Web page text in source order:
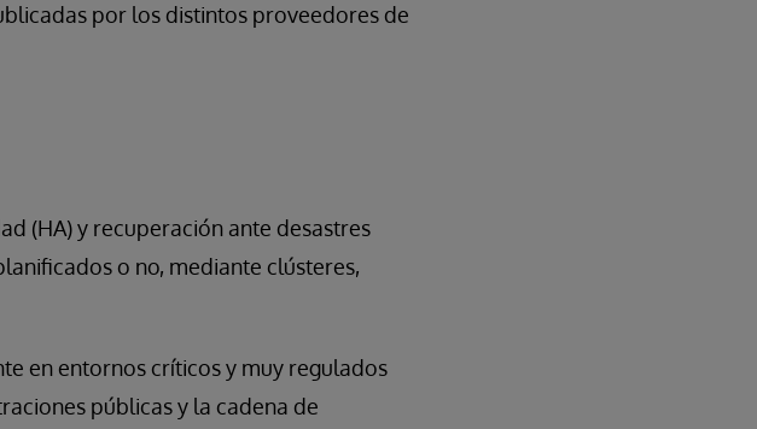
por los distintos proveedores de
(HA) y recuperación ante desastres
o no, mediante clústeres,
en entornos críticos y muy regulados
públicas y la cadena de